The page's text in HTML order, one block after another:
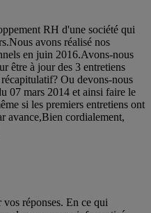
RH d'une société qui
avons réalisé nos
en juin 2016.Avons-nous
être à jour des 3 entretiens
Ou devons-nous
07 mars 2014 et ainsi faire le
si les premiers entretiens ont
avance,Bien cordialement,
réponses. En ce qui